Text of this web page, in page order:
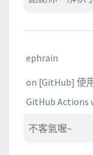
ephrain
on [GitHub] 使
GitHub Actions
不客氣喔~